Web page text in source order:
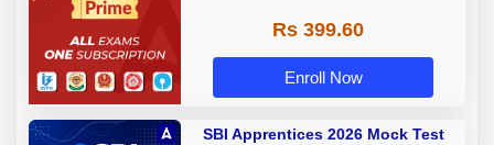
Rs 399.60
Enroll Now
SBI Apprentices 2026 Mock Test